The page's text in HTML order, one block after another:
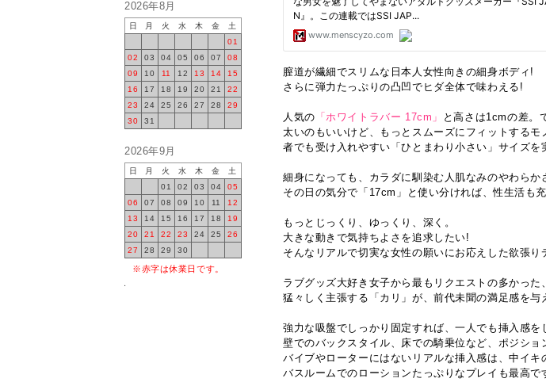
2026年8月
日 月 火 水 木 金
土
01
02
03 04 05 06 07
08
09
10 11 12 13 14
15
16
17 18 19 20 21
22
23
24 25 26 27 28
29
30
31
2026年9月
日 月 火 水 木 金
土
01
02 03 04
05
06
07 08 09 10 11
12
13
14 15 16 17 18
19
20
21 22 23 24 25
26
27
28 29 30
※赤字は休業日です。
膣道が繊細でスリムな日本人女性向きの細身ボディ!
さらに弾力たっぷりの凸凹でヒダ全体で味わえる!
人気の 「ホワイトラバー 17cm」
と高さは1cmの差。
太いのもいいけど、もっとスムーズにフィットする
者でも受け入れやすい「ひとまわり小さい」サイズを
細身になっても、カラダに馴染む人肌なみのやわらか
その日の気分で「17cm」と使い分ければ、性生活も
もっとじっくり、ゆっくり、深く。
大きな動きで気持ちよさを追求したい!
そんなリアルで切実な女性の願いにお応えした欲張り
ラブグッズ大好き女子から最もリクエストの多かった
猛々しく主張する「カリ」が、前代未聞の満足感を与
強力な吸盤でしっかり固定すれば、一人でも挿入感を
壁でのバックスタイル、床での騎乗位など、ポジショ
バイブやローターにはないリアルな挿入感は、中イキ
バスルームでのローションたっぷりなプレイも最高で